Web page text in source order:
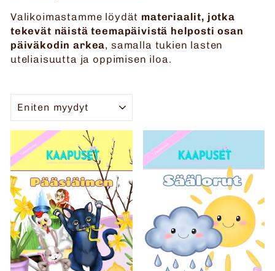
Valikoimastamme löydät materiaalit, jotka
tekevät näistä teemapäivistä helposti osan
päiväkodin arkea, samalla tukien lasten
uteliaisuutta ja oppimisen iloa.